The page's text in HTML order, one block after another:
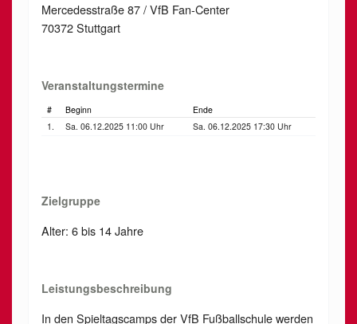
Mercedesstraße 87 / VfB Fan-Center
70372 Stuttgart
Veranstaltungstermine
# Beginn
Ende
1.
Sa. 06.12.2025 11:00 Uhr Sa. 06.12.2025 17:30 Uhr
Zielgruppe
Alter: 6 bis 14 Jahre
Leistungsbeschreibung
In den Spieltagscamps der VfB Fußballschule werden